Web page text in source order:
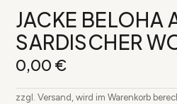
JACKE BELOHA
SARDISCHER
0,00 €
zzgl. Versand, wird im Warenkorb